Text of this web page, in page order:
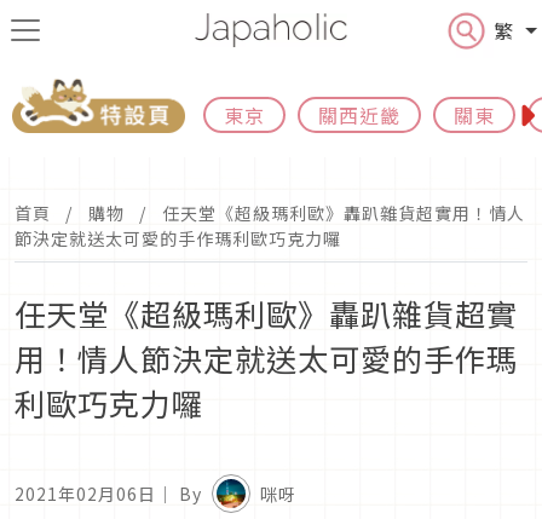
繁
東京 關西近畿 關東
首頁 購物
任天堂《超級瑪利歐》轟趴雜貨超實用！情人
節決定就送太可愛的手作瑪利歐巧克力囉
任天堂《超級瑪利歐》轟趴雜貨超實
用！情人節決定就送太可愛的手作瑪
利歐巧克力囉
2021年02月06日 ｜ By 咪呀